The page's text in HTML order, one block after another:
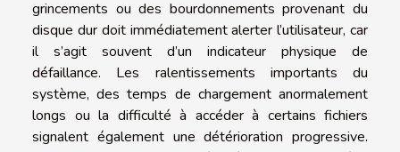
grincements ou des bourdonnements provenant du
disque dur doit immédiatement alerter l’utilisateur, car
il s’agit souvent d’un indicateur physique de
défaillance. Les ralentissements importants du
système, des temps de chargement anormalement
longs ou la difficulté à accéder à certains fichiers
signalent également une détérioration progressive.